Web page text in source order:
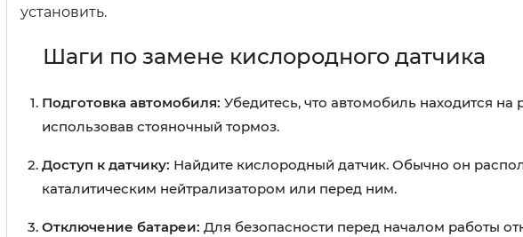
установить.
Шаги по замене кислородного датчика
Подготовка автомобиля: Убедитесь, что автомобиль находится
использовав стояночный тормоз.
Доступ к датчику: Найдите кислородный датчик. Обычно он
каталитическим нейтрализатором или перед ним.
Отключение батареи: Для безопасности перед началом работы